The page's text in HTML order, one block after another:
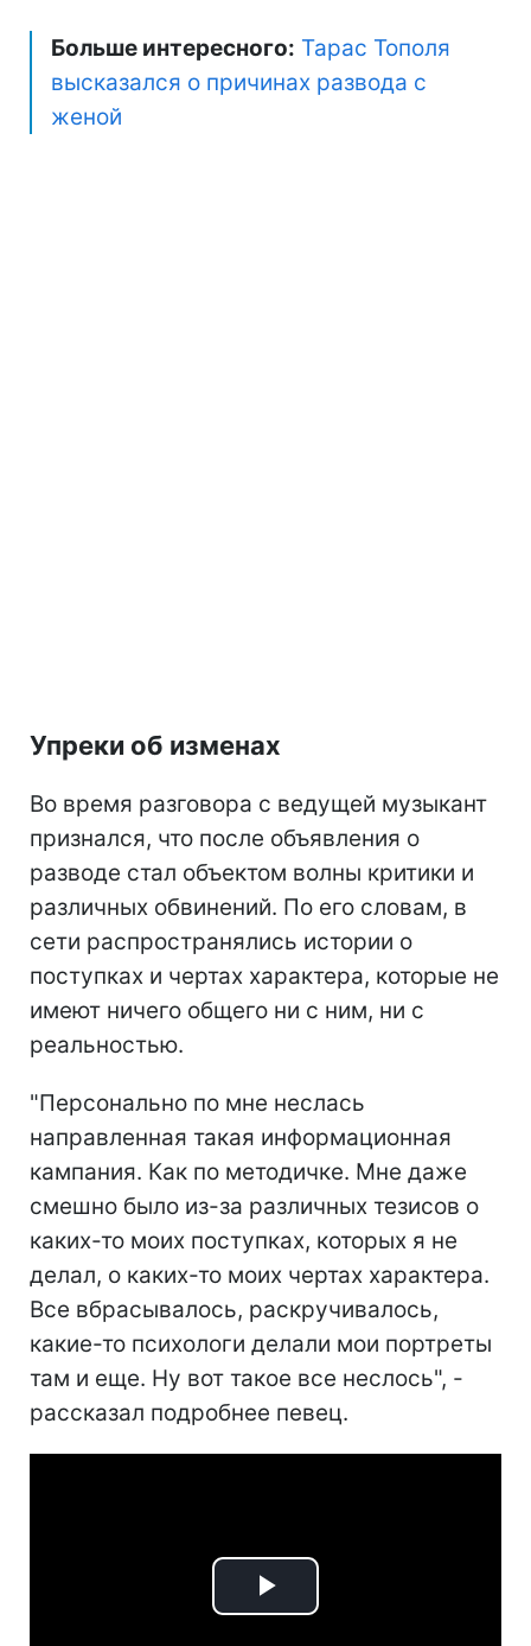
Больше интересного: Тарас Тополя
высказался о причинах развода с
женой
Упреки об изменах
Во время разговора с ведущей музыкант
признался, что после объявления о
разводе стал объектом волны критики и
различных обвинений. По его словам, в
сети распространялись истории о
поступках и чертах характера, которые не
имеют ничего общего ни с ним, ни с
реальностью.
"Персонально по мне неслась
направленная такая информационная
кампания. Как по методичке. Мне даже
смешно было из-за различных тезисов о
каких-то моих поступках, которых я не
делал, о каких-то моих чертах характера.
Все вбрасывалось, раскручивалось,
какие-то психологи делали мои портреты
там и еще. Ну вот такое все неслось", -
рассказал подробнее певец.
Play